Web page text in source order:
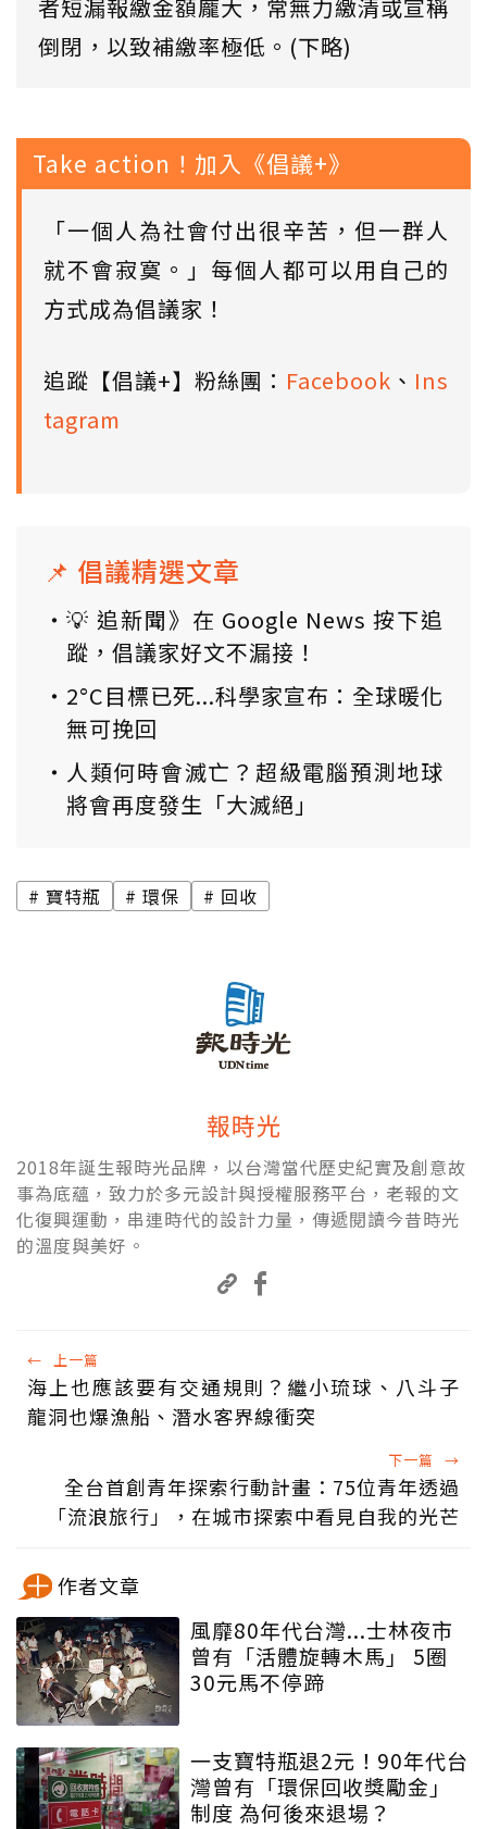
者短漏報繳金額龐大，常無力繳清或宣稱
倒閉，以致補繳率極低。(下略)
Take action！加入《倡議+》
「一個人為社會付出很辛苦，但一群人
就不會寂寞。」每個人都可以用自己的
方式成為倡議家！
追蹤【倡議+】粉絲團： Facebook 、 Ins
tagram
📌 倡議精選文章
💡 追新聞》在 Google News 按下追
蹤，倡議家好文不漏接！
2°C目標已死...科學家宣布：全球暖化
無可挽回
人類何時會滅亡？超級電腦預測地球
將會再度發生「大滅絕」
寶特瓶 環保 回收
報時光
2018年誕生報時光品牌，以台灣當代歷史紀實及創意故
事為底蘊，致力於多元設計與授權服務平台，老報的文
化復興運動，串連時代的設計力量，傳遞閱讀今昔時光
的溫度與美好。
← 上一篇
海上也應該要有交通規則？繼小琉球、八斗子
龍洞也爆漁船、潛水客界線衝突
下一篇 →
全台首創青年探索行動計畫：75位青年透過
「流浪旅行」，在城市探索中看見自我的光芒
作者文章
風靡80年代台灣...士林夜市
曾有「活體旋轉木馬」 5圈
30元馬不停蹄
一支寶特瓶退2元！90年代台
灣曾有「環保回收獎勵金」
制度 為何後來退場？